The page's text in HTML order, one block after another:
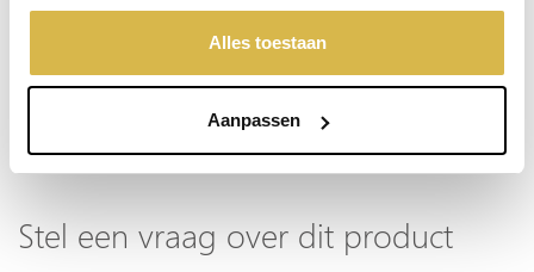
aangeven welke cookies jouw akkoord krijgen. En door te
'weigeren' worden alleen de functionele cookies
geplaatst. Bekijk onze cookieverklaring voor meer
Alles toestaan
Aanpassen
Stel een vraag over dit product